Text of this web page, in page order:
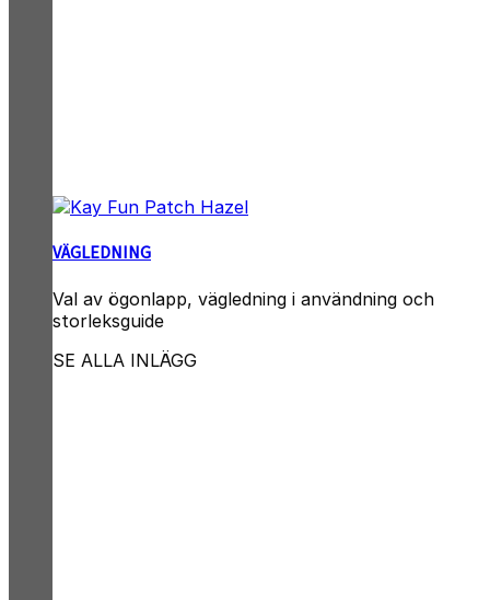
VÄGLEDNING
Val av ögonlapp, vägledning i användning och
storleksguide
SE ALLA INLÄGG